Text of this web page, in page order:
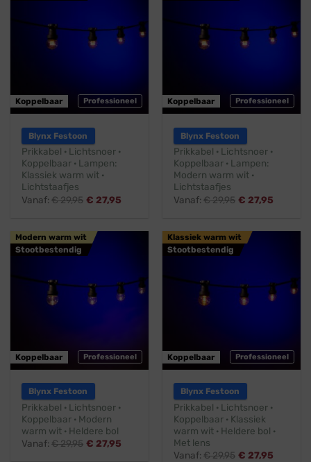
Professioneel
Koppelbaar
Blynx Festoon
Prikkabel · Lichtsnoer ·
Koppelbaar · Lampen:
Klassiek warm wit ·
Lichtstaafjes
Vanaf:€29,95 € 27,95
Professioneel
Koppelbaar
Blynx Festoon
Prikkabel · Lichtsnoer ·
Koppelbaar · Lampen:
Modern warm wit ·
Lichtstaafjes
Vanaf:€29,95 € 27,95
Professioneel
Modern warm wit
Stootbestendig
Koppelbaar
Blynx Festoon
Prikkabel · Lichtsnoer ·
Koppelbaar · Modern
warm wit · Heldere bol
Vanaf:€29,95 € 27,95
Professioneel
Klassiek warm wit
Stootbestendig
Koppelbaar
Blynx Festoon
Prikkabel · Lichtsnoer ·
Koppelbaar · Klassiek
warm wit · Heldere bol ·
Met lens
Vanaf:€29,95 € 27,95